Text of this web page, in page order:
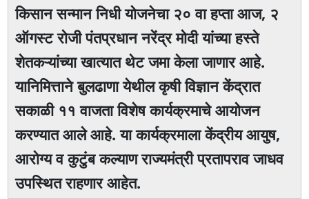
किसान सन्मान निधी योजनेचा २० वा हप्ता आज, २
ऑगस्ट रोजी पंतप्रधान नरेंद्र मोदी यांच्या हस्ते
शेतकऱ्यांच्या खात्यात थेट जमा केला जाणार आहे.
यानिमित्ताने बुलढाणा येथील कृषी विज्ञान केंद्रात
सकाळी ११ वाजता विशेष कार्यक्रमाचे आयोजन
करण्यात आले आहे. या कार्यक्रमाला केंद्रीय आयुष,
आरोग्य व कुटुंब कल्याण राज्यमंत्री प्रतापराव जाधव
उपस्थित राहणार आहेत.